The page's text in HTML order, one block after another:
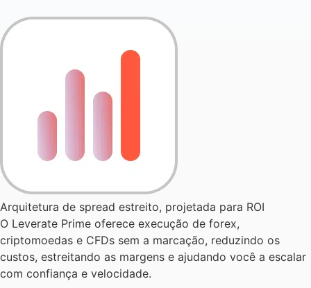
Arquitetura de spread estreito, projetada para ROI
O Leverate Prime oferece execução de forex,
criptomoedas e CFDs sem a marcação, reduzindo os
custos, estreitando as margens e ajudando você a escalar
com confiança e velocidade.